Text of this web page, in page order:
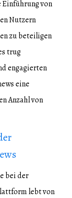
von
Nutzern
zu beteiligen
trug
engagierten
eine
Anzahl von
bei der
lebt von